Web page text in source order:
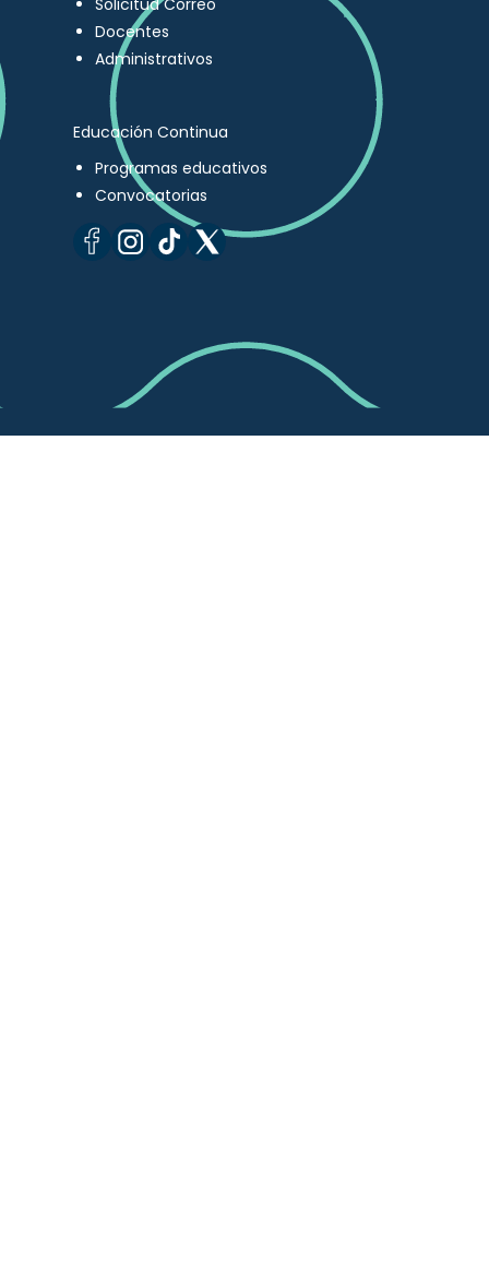
Solicitud Correo
Docentes
Administrativos
Educación Continua
Programas educativos
Convocatorias